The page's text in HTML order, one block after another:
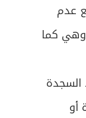
عدم
وهي كما
أو
والنهي عن
والنهي